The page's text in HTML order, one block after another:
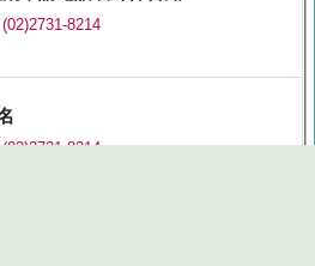
8214
8214